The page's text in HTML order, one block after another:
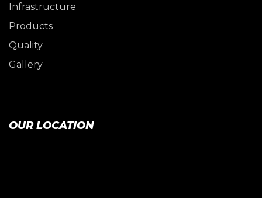
Infrastructure
Products
Quality
Gallery
OUR LOCATION